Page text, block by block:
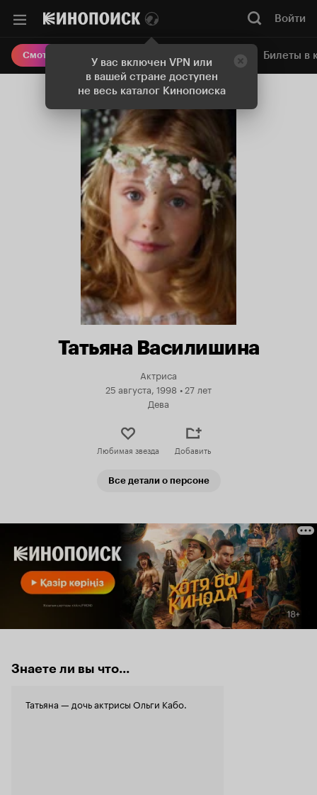
У вас включен VPN или
в вашей стране доступен
не весь каталог Кинопоиска
Войти
Смотреть кино Онлайн-кинотеатр Билеты в
Татьяна Василишина
Актриса
25 августа, 1998 •27 лет
Дева
Любимая звезда Добавить
Все детали о персоне
Знаете ли вы что...
Татьяна — дочь актрисы Ольги Кабо.